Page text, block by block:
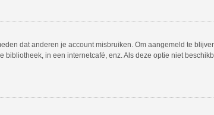
dat anderen je account misbruiken. Om aangemeld te
in een internetcafé, enz. Als deze optie niet